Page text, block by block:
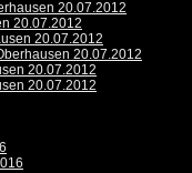
20.07.2012
20.07.2012
20.07.2012
20.07.2012
20.07.2012
20.07.2012